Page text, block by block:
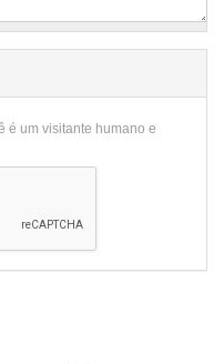
é um visitante humano e